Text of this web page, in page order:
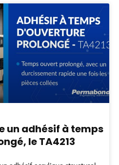
un adhésif à temps
le TA4213